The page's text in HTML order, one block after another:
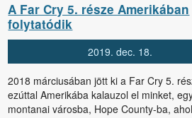
A Far Cry 5. része Amerikában
folytatódik
2019. dec. 18.
2018 márciusában jött ki a Far Cry 5.
ezúttal Amerikába kalauzol el minket,
montanai városba, Hope County-ba,